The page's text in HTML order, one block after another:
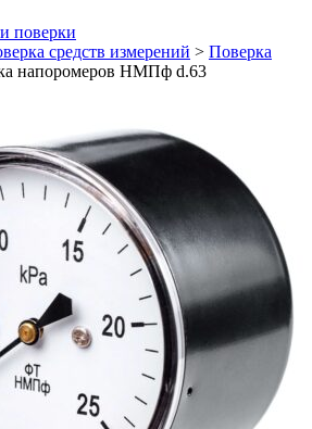
поверки
средств измерений > Поверка
напоромеров НМПф d.63